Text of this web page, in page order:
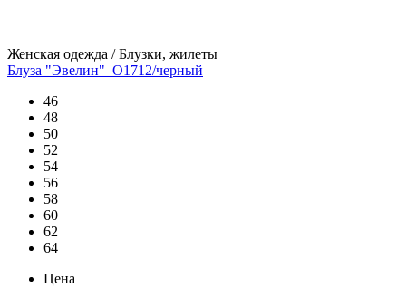
Женская одежда / Блузки, жилеты
Блуза "Эвелин"_О1712/черный
46
48
50
52
54
56
58
60
62
64
Цена